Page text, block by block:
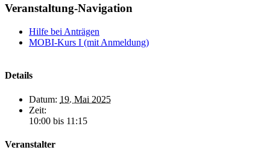
Veranstaltung-Navigation
Hilfe bei Anträgen
MOBI-Kurs I (mit Anmeldung)
Details
Datum: 19. Mai 2025
Zeit:
10:00 bis 11:15
Veranstalter